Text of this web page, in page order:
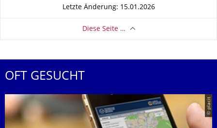
Letzte Änderung: 15.01.2026
Diese Seite …
OFT GESUCHT
© placit